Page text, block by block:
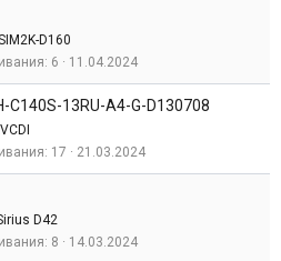
D160
6 11.04.2024
C140S-13RU-A4-G-D130708
17 21.03.2024
D42
8 14.03.2024